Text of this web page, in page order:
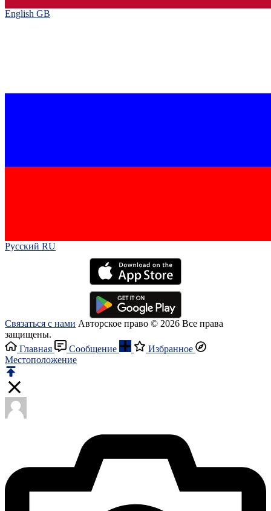
English GB‎
Русский RU‎
Связаться с нами Авторское право © 2026 Все права
защищены.
Главная
Сообщение
Избранное
Местоположение